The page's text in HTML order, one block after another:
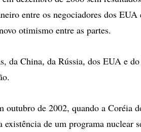
entre os negociadores dos
otimismo entre as partes.
da China, da Rússia, dos EUA e
outubro de 2002, quando a Coréia
existência de um programa nuclear